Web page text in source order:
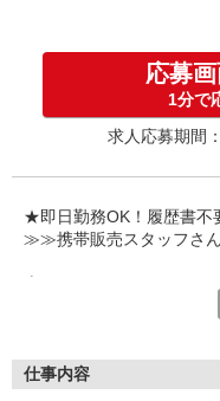
入社祝い金10万
お友達を紹介頂く
インセンティブ支
゜・。○。・゜+
応募
1分で
求人応募期間
★即日勤務OK！履歴書
≫≫携帯販売スタッフさ
職場での不安や悩み事が
充実の福利厚生、各種施
仕事内容